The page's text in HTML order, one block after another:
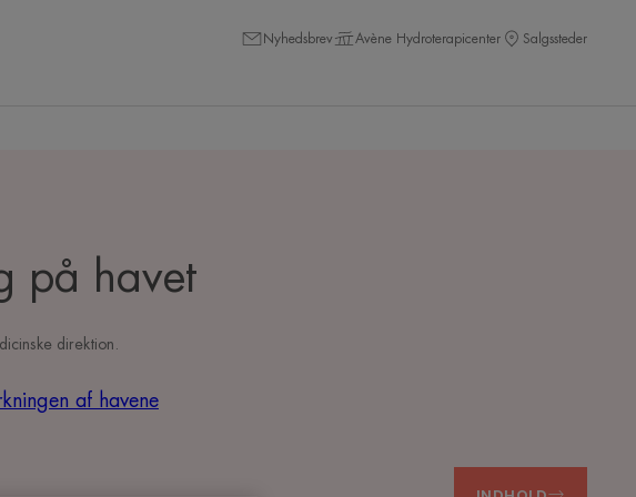
Nyhedsbrev Avène Hydroterapicenter Salgssteder
på havet
direktion
af havene